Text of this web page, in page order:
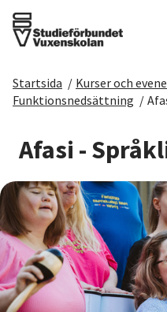
Det här gör vi
För dig som
Sök kurser och
Om SV
Starta studiecirkel
Startsida / Kurser och
Funktionsnedsättning /
Afasi -